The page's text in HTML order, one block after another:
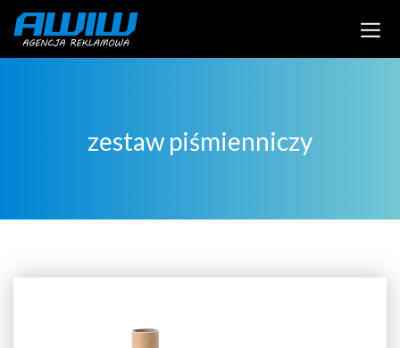
zestaw piśmienniczy